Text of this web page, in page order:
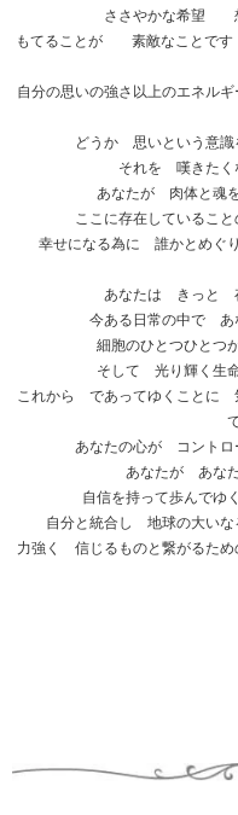
ささやかな希望
もてることが 素敵なことです
自分の思いの強さ以上のエネル
どうか 思いという意識
それを 嘆きたく
あなたが 肉体と魂
ここに存在しているこ
幸せになる為に 誰かとめぐ
あなたは きっと
今ある日常の中で あ
細胞のひとつひとつ
そして 光り輝く生
これから であってゆくことに
あなたの心が コントロ
あなたが あな
自信を持って歩んでゆ
自分と統合し 地球の大いな
力強く 信じるものと繋がるた